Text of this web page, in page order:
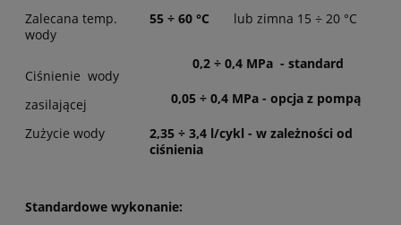
Zalecana temp.
wody
55 ÷ 60 °C
lub zimna 15 ÷ 20 °C
Ciśnienie wody
zasilającej
0,2 ÷ 0,4 MPa - standard
0,05 ÷ 0,4 MPa - opcja z pompą
Zużycie wody
2,35 ÷ 3,4 l/cykl - w zależności od
ciśnienia
Standardowe wykonanie: